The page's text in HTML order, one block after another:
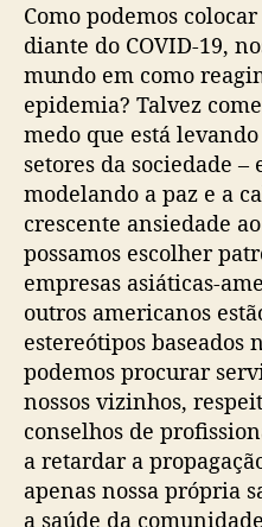
Como podemos
diante do COVID-19,
mundo em como
epidemia? Talvez
medo que está
setores da sociedade –
modelando a paz e a
crescente ansiedade
possamos escolher
empresas asiáticas-
outros americanos
estereótipos baseados
podemos procurar
nossos vizinhos,
conselhos de
a retardar a
apenas nossa própria
a saúde da